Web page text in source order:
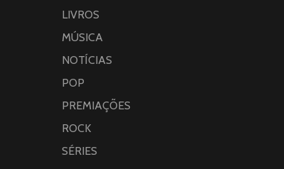
LIVROS
MÚSICA
NOTÍCIAS
POP
PREMIAÇÕES
ROCK
SÉRIES